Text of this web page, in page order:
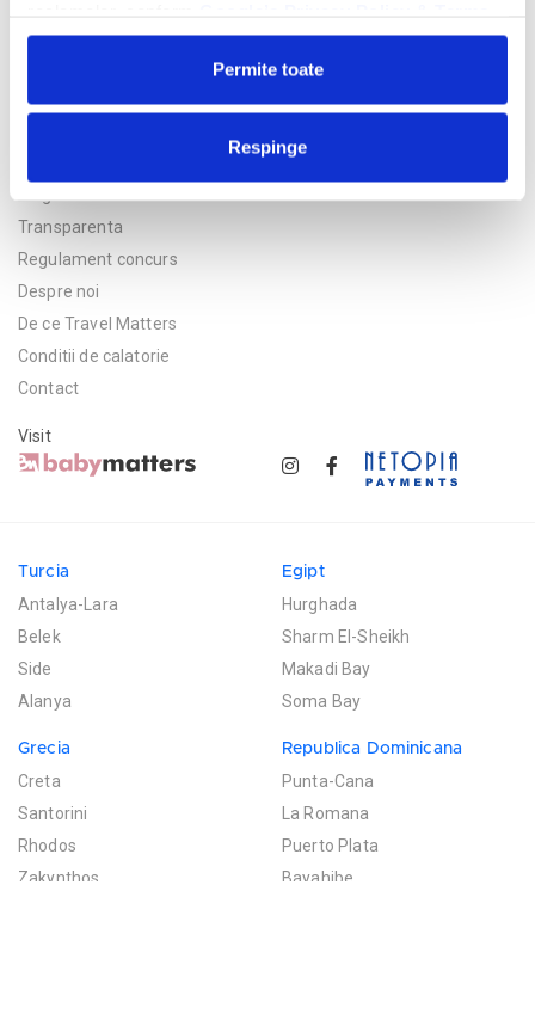
Permite toate
Respinge
Transparenta
Regulament concurs
Despre noi
De ce Travel Matters
Conditii de calatorie
Contact
Visit
Turcia
Antalya-Lara
Belek
Side
Alanya
Egipt
Hurghada
Sharm El-Sheikh
Makadi Bay
Soma Bay
Grecia
Creta
Santorini
Rhodos
Zakynthos
Republica Dominicana
Punta-Cana
La Romana
Puerto Plata
Bayahibe